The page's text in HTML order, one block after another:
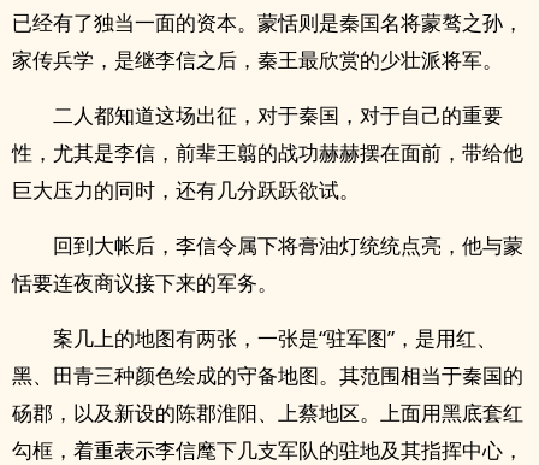
已经有了独当一面的资本。蒙恬则是秦国名将蒙骜之孙，
家传兵学，是继李信之后，秦王最欣赏的少壮派将军。
二人都知道这场出征，对于秦国，对于自己的重要
性，尤其是李信，前辈王翦的战功赫赫摆在面前，带给他
巨大压力的同时，还有几分跃跃欲试。
回到大帐后，李信令属下将膏油灯统统点亮，他与蒙
恬要连夜商议接下来的军务。
案几上的地图有两张，一张是“驻军图”，是用红、
黑、田青三种颜色绘成的守备地图。其范围相当于秦国的
砀郡，以及新设的陈郡淮阳、上蔡地区。上面用黑底套红
勾框，着重表示李信麾下几支军队的驻地及其指挥中心，